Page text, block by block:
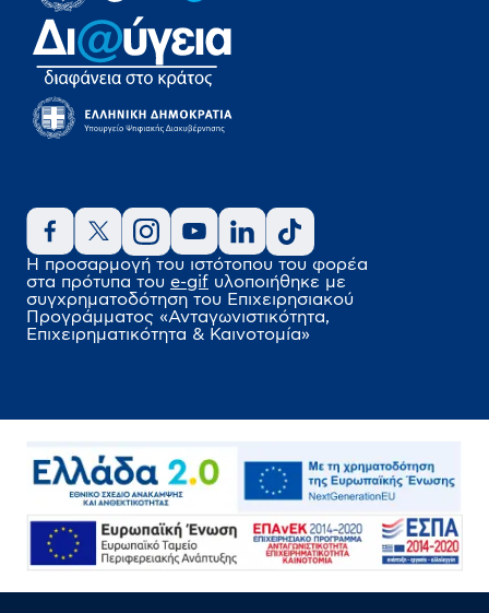
Η προσαρμογή του ιστότοπου του φορέα
στα πρότυπα του e-gif υλοποιήθηκε με
συγχρηματοδότηση του Επιχειρησιακού
Προγράμματος «Ανταγωνιστικότητα,
Επιχειρηματικότητα & Καινοτομία»